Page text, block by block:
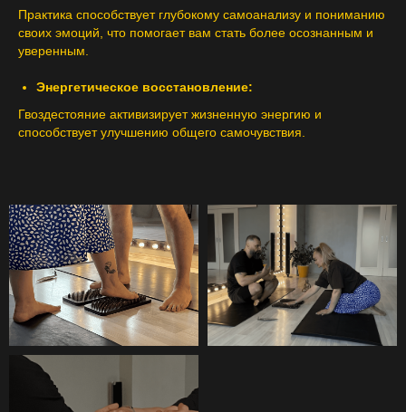
Практика способствует глубокому самоанализу и пониманию
своих эмоций, что помогает вам стать более осознанным и
уверенным.
Энергетическое восстановление:
Гвоздестояние активизирует жизненную энергию и
способствует улучшению общего самочувствия.